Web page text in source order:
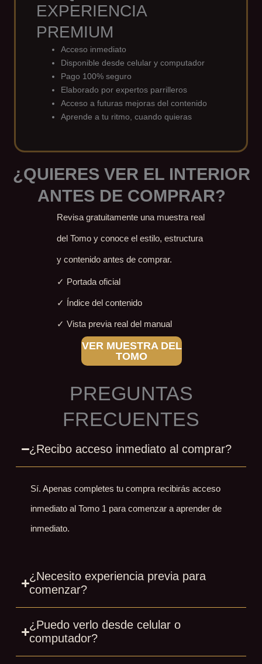
EXPERIENCIA
PREMIUM
Acceso inmediato
Disponible desde celular y computador
Pago 100% seguro
Elaborado por expertos parrilleros
Acceso a futuras mejoras del contenido
Aprende a tu ritmo, cuando quieras
¿QUIERES VER EL INTERIOR
ANTES DE COMPRAR?
Revisa gratuitamente una muestra real
del Tomo y conoce el estilo, estructura
y contenido antes de comprar.
✓ Portada oficial
✓ Índice del contenido
✓ Vista previa real del manual
VER MUESTRA DEL
TOMO
PREGUNTAS
FRECUENTES
¿Recibo acceso inmediato al comprar?
Sí. Apenas completes tu compra recibirás acceso
inmediato al Tomo 1 para comenzar a aprender de
inmediato.
¿Necesito experiencia previa para
comenzar?
¿Puedo verlo desde celular o
computador?